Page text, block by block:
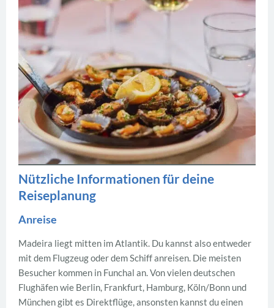
Nützliche Informationen für deine
Reiseplanung
Anreise
Madeira liegt mitten im Atlantik. Du kannst also entweder
mit dem Flugzeug oder dem Schiff anreisen. Die meisten
Besucher kommen in Funchal an. Von vielen deutschen
Flughäfen wie Berlin, Frankfurt, Hamburg, Köln/Bonn und
München gibt es Direktflüge, ansonsten kannst du einen